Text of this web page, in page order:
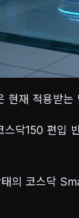
현재 적용받
스닥150 편입
의 코스닥